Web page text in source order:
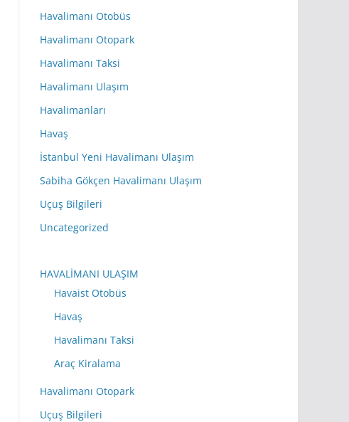
Havalimanı Otobüs
Havalimanı Otopark
Havalimanı Taksi
Havalimanı Ulaşım
Havalimanları
Havaş
İstanbul Yeni Havalimanı Ulaşım
Sabiha Gökçen Havalimanı Ulaşım
Uçuş Bilgileri
Uncategorized
HAVALİMANI ULAŞIM
Havaist Otobüs
Havaş
Havalimanı Taksi
Araç Kiralama
Havalimanı Otopark
Uçuş Bilgileri